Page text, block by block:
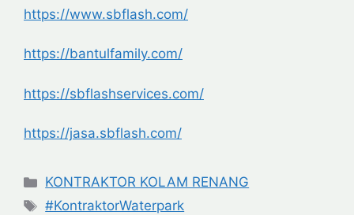
https://www.sbflash.com/
https://bantulfamily.com/
https://sbflashservices.com/
https://jasa.sbflash.com/
Categories
KONTRAKTOR KOLAM RENANG
Tags
#KontraktorWaterpark